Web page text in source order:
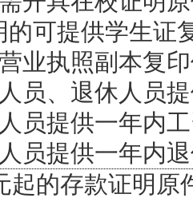
的可提供学生证
业执照副本复
员、退休人员
员提供一年内
员提供一年内
起的存款证明原